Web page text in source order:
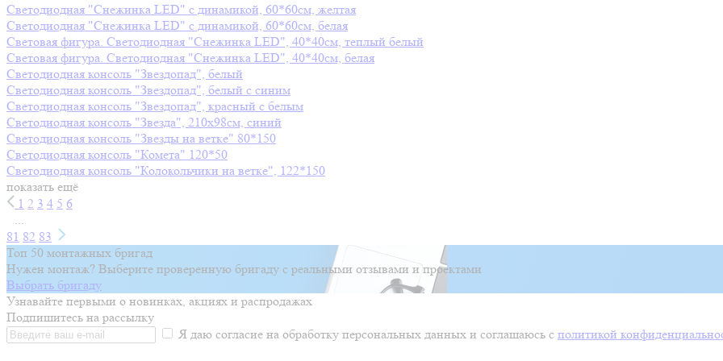
Светодиодная "Снежинка LED" с динамикой, 60*60см, желтая
Светодиодная "Снежинка LED" с динамикой, 60*60см, белая
Световая фигура. Светодиодная "Снежинка LED", 40*40см, теплый белый
Световая фигура. Светодиодная "Снежинка LED", 40*40см, белая
Светодиодная консоль "Звездопад", белый
Светодиодная консоль "Звездопад", белый с синим
Светодиодная консоль "Звездопад", красный с белым
Светодиодная консоль "Звезда", 210х98см, синий
Светодиодная консоль "Звезды на ветке" 80*150
Светодиодная консоль "Комета" 120*50
Светодиодная консоль "Колокольчики на ветке", 122*150
показать ещё
1 2 3 4 5 6
...
81 82 83
Топ 50 монтажных бригад
Нужен монтаж? Выберите проверенную бригаду с реальными отзывами и проектами
Выбрать бригаду
Узнавайте первыми о новинках, акциях и распродажах
Подпишитесь на рассылку
Я даю согласие на обработку персональных данных и соглашаюсь с политикой